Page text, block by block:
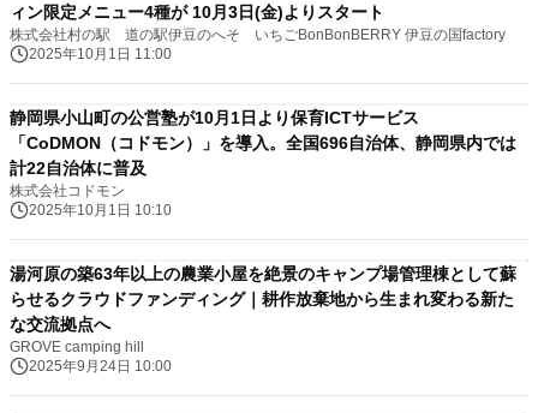
ィン限定メニュー4種が 10月3日(金)よりスタート
株式会社村の駅 道の駅伊豆のへそ いちごBonBonBERRY 伊豆の国factory
2025年10月1日 11:00
静岡県小山町の公営塾が10月1日より保育ICTサービス
「CoDMON（コドモン）」を導入。全国696自治体、静岡県内では
計22自治体に普及
株式会社コドモン
2025年10月1日 10:10
湯河原の築63年以上の農業小屋を絶景のキャンプ場管理棟として蘇
らせるクラウドファンディング｜耕作放棄地から生まれ変わる新た
な交流拠点へ
GROVE camping hill
2025年9月24日 10:00